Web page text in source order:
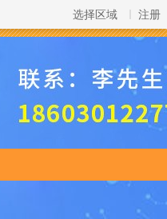
选择区域 注册